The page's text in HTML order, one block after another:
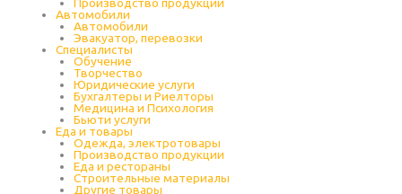
Автомобили
Автомобили
Эвакуатор, перевозки
Специалисты
Обучение
Творчество
Юридические услуги
Бухгалтеры и Риелторы
Медицина и Психология
Бьюти услуги
Еда и товары
Одежда, электротовары
Производство продукции
Еда и рестораны
Строительные материалы
Другие товары